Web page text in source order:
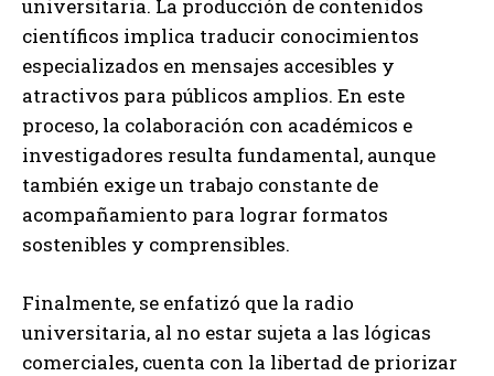
universitaria. La producción de contenidos
científicos implica traducir conocimientos
especializados en mensajes accesibles y
atractivos para públicos amplios. En este
proceso, la colaboración con académicos e
investigadores resulta fundamental, aunque
también exige un trabajo constante de
acompañamiento para lograr formatos
sostenibles y comprensibles.
Finalmente, se enfatizó que la radio
universitaria, al no estar sujeta a las lógicas
comerciales, cuenta con la libertad de priorizar